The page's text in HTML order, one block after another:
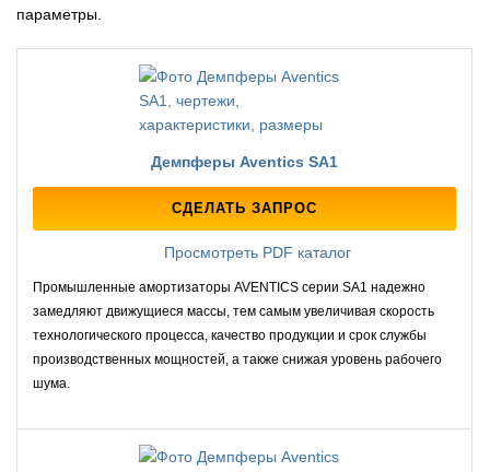
параметры.
Демпферы Aventics SA1
СДЕЛАТЬ ЗАПРОС
Просмотреть PDF каталог
Промышленные амортизаторы AVENTICS серии SA1 надежно
замедляют движущиеся массы, тем самым увеличивая скорость
технологического процесса, качество продукции и срок службы
производственных мощностей, а также снижая уровень рабочего
шума.